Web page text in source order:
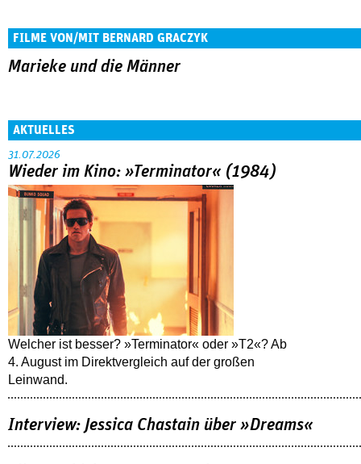
FILME VON/MIT BERNARD GRACZYK
Marieke und die Männer
AKTUELLES
31.07.2026
Wieder im Kino: »Terminator« (1984)
Welcher ist besser? »Terminator« oder »T2«? Ab
4. August im Direktvergleich auf der großen
Leinwand.
Interview: Jessica Chastain über »Dreams«